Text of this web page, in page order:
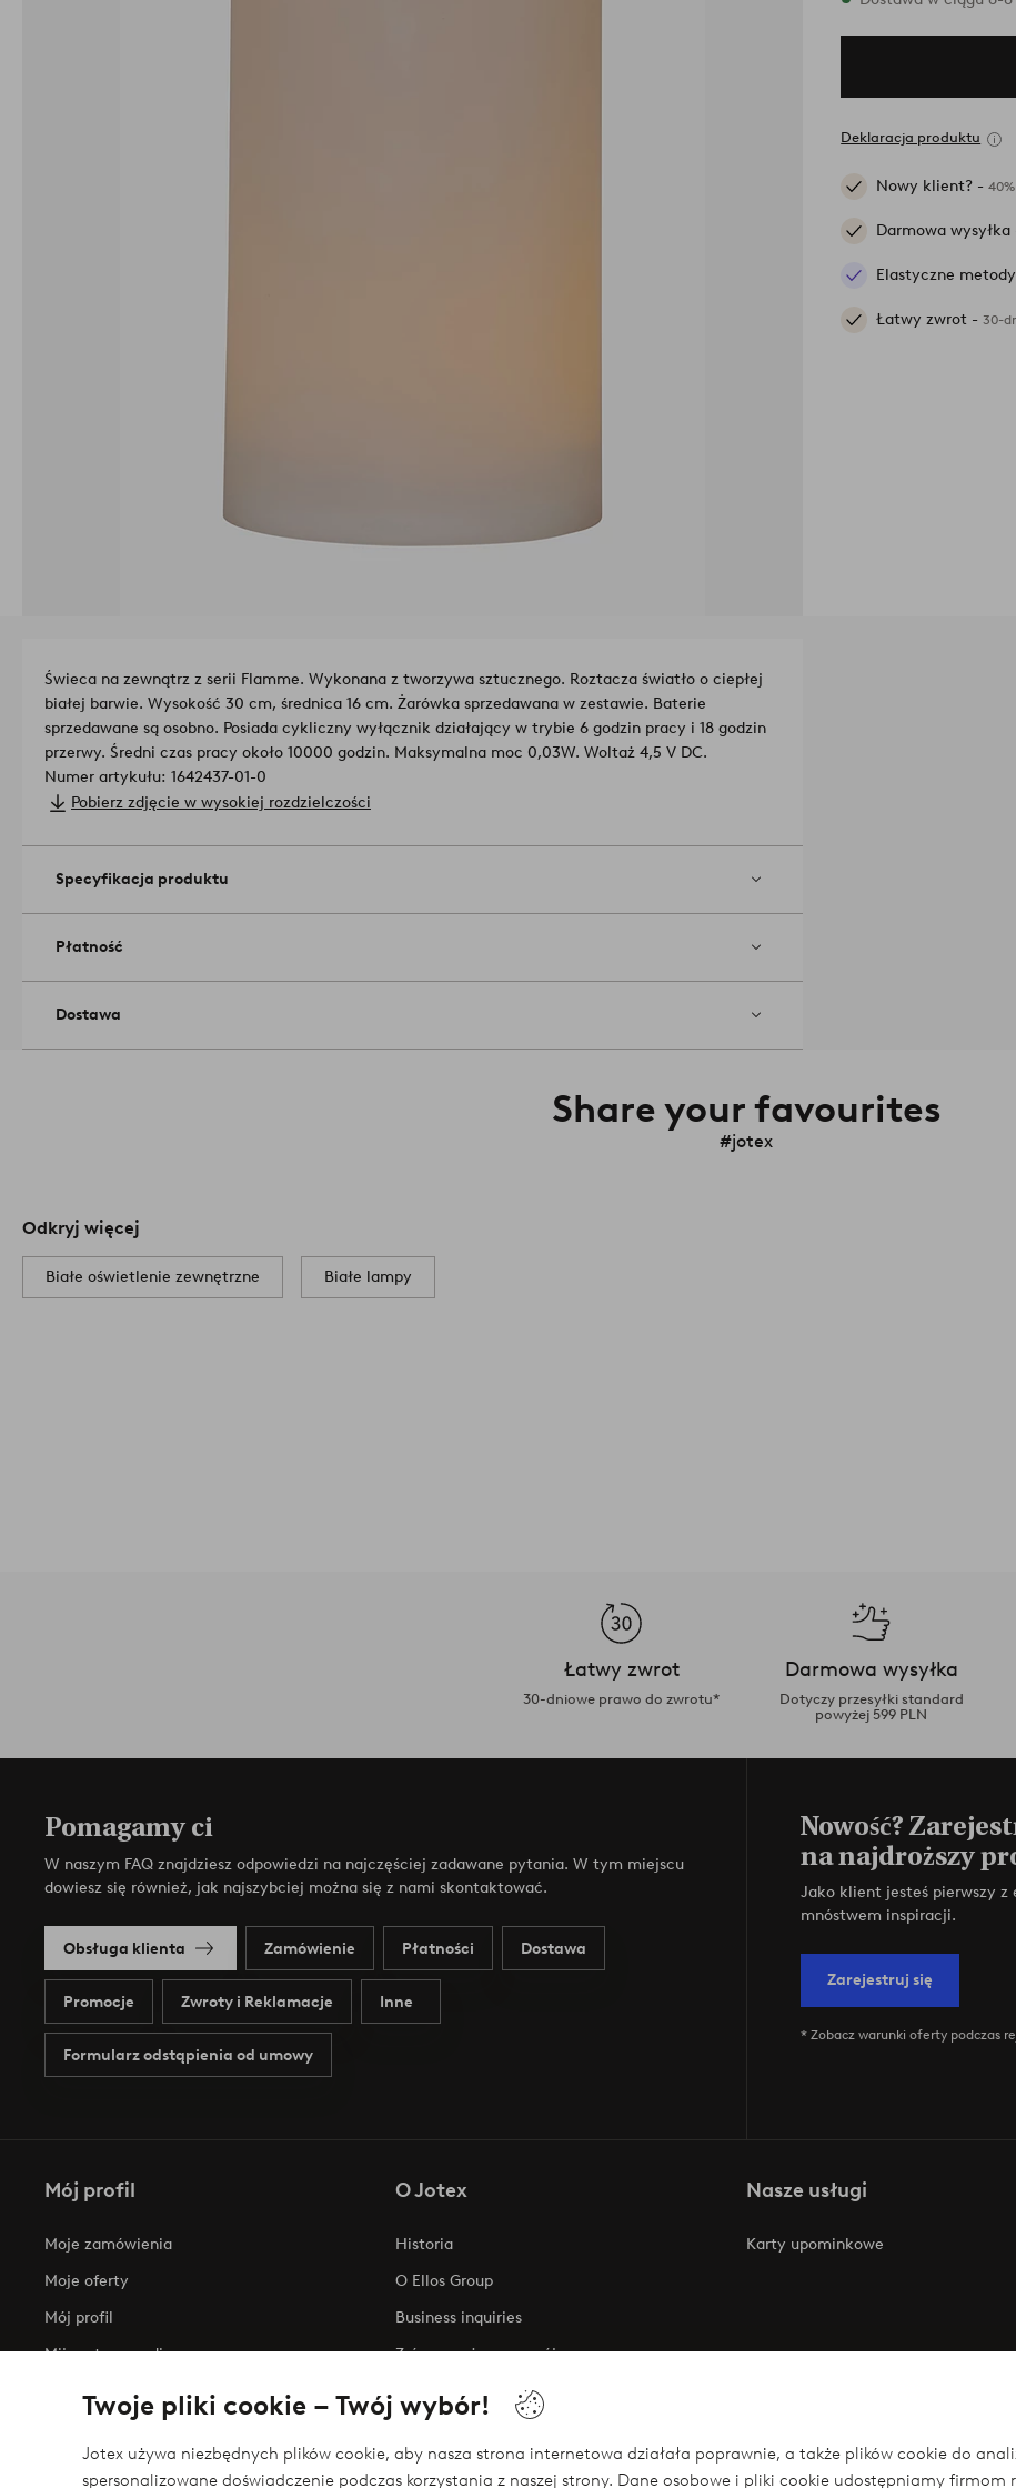
Twoje pliki cookie – Twój wybór!
Jotex używa niezbędnych plików cookie, aby nasza strona internetowa działała poprawnie, a także plików cookie do
spersonalizowane doświadczenie podczas korzystania z naszej strony. Dane osobowe i pliki cookie udostępniamy
Deklaracja produktu
Nowy klient? -
Darmowa wysyłka
Elastyczne
Łatwy zwrot -30-
Świeca na zewnątrz z serii Flamme. Wykonana z tworzywa sztucznego. Roztacza światło o ciepłej
białej barwie. Wysokość 30 cm, średnica 16 cm. Żarówka sprzedawana w zestawie. Baterie
sprzedawane są osobno. Posiada cykliczny wyłącznik działający w trybie 6 godzin pracy i 18 godzin
przerwy. Średni czas pracy około 10000 godzin. Maksymalna moc 0,03W. Woltaż 4,5 V DC.
Numer artykułu: 1642437-01-0
Pobierz zdjęcie w wysokiej rozdzielczości
Specyfikacja produktu
Płatność
Dostawa
Share your favourites
#jotex
Odkryj więcej
Białe oświetlenie zewnętrzne Białe lampy
Łatwy zwrot
30-dniowe prawo do zwrotu*
Darmowa wysyłka
Dotyczy przesyłki standard
powyżej 599 PLN
Pomagamy ci
W naszym FAQ znajdziesz odpowiedzi na najczęściej zadawane pytania. W tym miejscu
dowiesz się również, jak najszybciej można się z nami skontaktować.
Obsługa klienta Zamówienie Płatności Dostawa
Promocje Zwroty i Reklamacje Inne
Formularz odstąpienia od umowy
Nowość?
na najdroższy
Jako klient jesteś pierwszy
mnóstwem inspiracji.
Zarejestruj się
* Zobacz warunki oferty podczas
Mój profil
Moje zamówienia
Moje oferty
Mój profil
Mijn retourzendingen
O Jotex
Historia
O Ellos Group
Business inquiries
Zrównoważony rozwój
Oświadczenie o dostępności
Nasze usługi
Karty upominkowe